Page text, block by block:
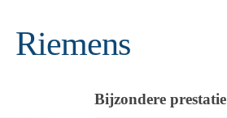
Riemens
Bijzondere prestatie